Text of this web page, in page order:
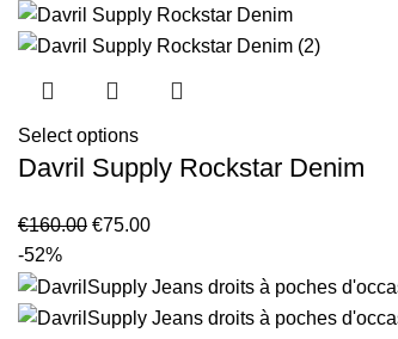
was:
€159.00.
is:
€80.00.
Select options
Davril Supply Rockstar Denim
€160.00 Original
was:
€160.00.
€75.00Current
is:
€75.00.
-52%